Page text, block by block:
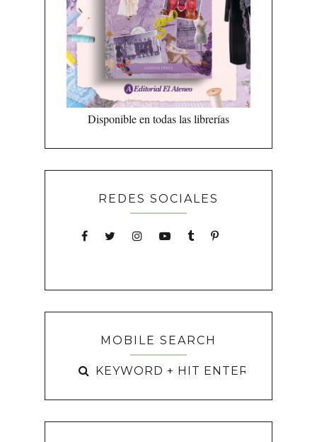
Disponible en todas las librerías
REDES SOCIALES
MOBILE SEARCH